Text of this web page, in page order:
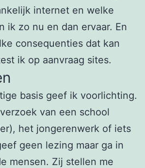
internet en welke
ik zo nu en dan ervaar. En
consequenties dat kan
ik op aanvraag sites.
basis geef ik voorlichting.
van een school
het jongerenwerk of iets
geen lezing maar ga in
mensen. Zij stellen me